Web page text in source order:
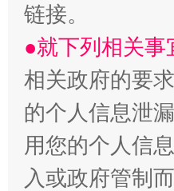
受贿1.44亿！段成刚
链接。
●就下列相关
相关政府的要
的个人信息泄漏
用您的个人信
入或政府管制